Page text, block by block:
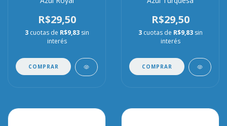
R$29,50
3 cuotas de R$9,83 sin
interés
COMPRAR
R$29,50
3 cuotas de R$9,83 sin
interés
COMPRAR